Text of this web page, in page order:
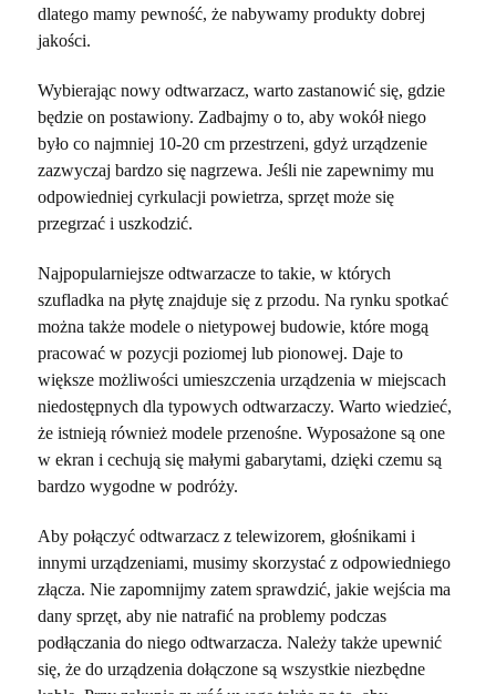
dlatego mamy pewność, że nabywamy produkty dobrej
jakości.
Wybierając nowy odtwarzacz, warto zastanowić się, gdzie
będzie on postawiony. Zadbajmy o to, aby wokół niego
było co najmniej 10-20 cm przestrzeni, gdyż urządzenie
zazwyczaj bardzo się nagrzewa. Jeśli nie zapewnimy mu
odpowiedniej cyrkulacji powietrza, sprzęt może się
przegrzać i uszkodzić.
Najpopularniejsze odtwarzacze to takie, w których
szufladka na płytę znajduje się z przodu. Na rynku spotkać
można także modele o nietypowej budowie, które mogą
pracować w pozycji poziomej lub pionowej. Daje to
większe możliwości umieszczenia urządzenia w miejscach
niedostępnych dla typowych odtwarzaczy. Warto wiedzieć,
że istnieją również modele przenośne. Wyposażone są one
w ekran i cechują się małymi gabarytami, dzięki czemu są
bardzo wygodne w podróży.
Aby połączyć odtwarzacz z telewizorem, głośnikami i
innymi urządzeniami, musimy skorzystać z odpowiedniego
złącza. Nie zapomnijmy zatem sprawdzić, jakie wejścia ma
dany sprzęt, aby nie natrafić na problemy podczas
podłączania do niego odtwarzacza. Należy także upewnić
się, że do urządzenia dołączone są wszystkie niezbędne